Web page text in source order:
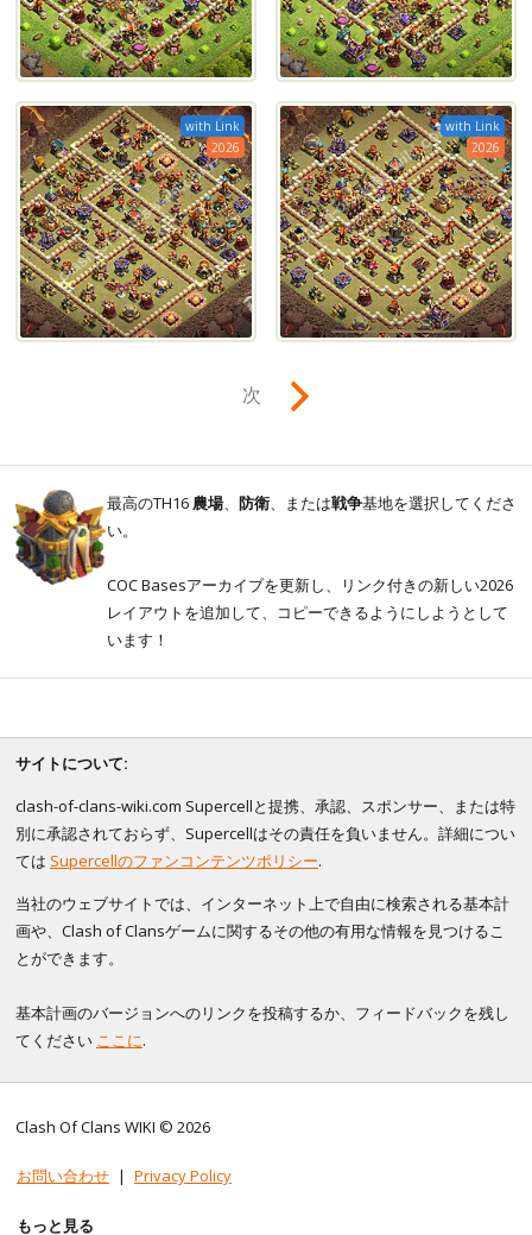
with Link
2026
with Link
2026
次
最高のTH16 農場、 防衛 、または戦争基地を選択してくださ
い。
COC Basesアーカイブを更新し、リンク付きの新しい2026
レイアウトを追加して、コピーできるようにしようとして
います！
サイトについて:
clash-of-clans-wiki.com Supercellと提携、承認、スポンサー、または特
別に承認されておらず、Supercellはその責任を負いません。詳細につい
ては Supercellのファンコンテンツポリシー.
当社のウェブサイトでは、インターネット上で自由に検索される基本計
画や、Clash of Clansゲームに関するその他の有用な情報を見つけるこ
とができます。
基本計画のバージョンへのリンクを投稿するか、フィードバックを残し
てください ここに.
Clash Of Clans WIKI © 2026
お問い合わせ | Privacy Policy
もっと見る